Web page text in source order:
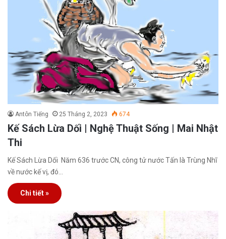
Antôn Tiếng 25 Tháng 2, 2023 674
Kế Sách Lừa Dối | Nghệ Thuật Sống | Mai Nhật
Thi
Kế Sách Lừa Dối Năm 636 trước CN, công tử nước Tấn là Trùng Nhĩ
về nước kế vị, đó…
Chi tiết »